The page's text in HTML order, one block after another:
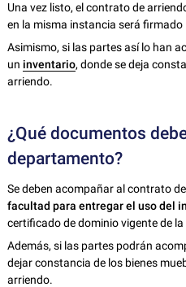
Una vez listo, el contrato de
en la misma instancia será
Asimismo, si las partes así lo han
un inventario, donde se deja
arriendo.
¿Qué documentos
departamento?
Se deben acompañar al contrato
facultad para entregar el uso del
certificado de dominio vigente de
Además, si las partes podrán
dejar constancia de los bienes
arriendo.